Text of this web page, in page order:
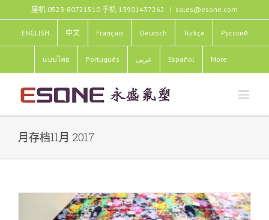
过
容
座机 0523-80721510 手机 13901437262 | sales@esone.com
ENGLISH 中文 Français Deutsch Türkçe Pусский
แบบไทย Português عربى Español More
月存档11月 2017